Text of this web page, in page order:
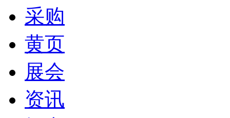
采购
黄页
展会
资讯